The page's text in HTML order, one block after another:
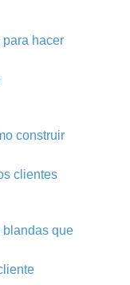
para hacer
construir
clientes
que